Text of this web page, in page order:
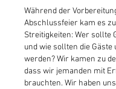
Während der
Abschlussfeier kam es
Streitigkeiten: Wer sollte
und wie sollten die
werden? Wir kamen zu
dass wir jemanden mit
brauchten. Wir haben